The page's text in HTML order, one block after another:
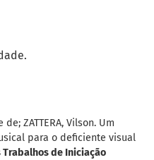
ZATTERA, Vilson. Um
para o deficiente visual
Trabalhos de Iniciação